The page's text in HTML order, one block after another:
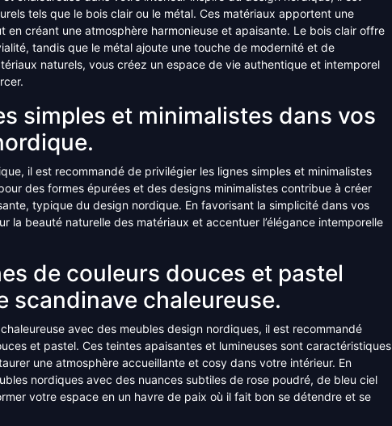
tels que le bois clair ou le métal. Ces matériaux apportent une
en créant une atmosphère harmonieuse et apaisante. Le bois clair offre
tandis que le métal ajoute une touche de modernité et de
naturels, vous créez un espace de vie authentique et intemporel
simples et minimalistes dans vos
il est recommandé de privilégier les lignes simples et minimalistes
des formes épurées et des designs minimalistes contribue à créer
typique du design nordique. En favorisant la simplicité dans vos
la beauté naturelle des matériaux et accentuer l’élégance intemporelle
de couleurs douces et pastel
scandinave chaleureuse.
avec des meubles design nordiques, il est recommandé
et pastel. Ces teintes apaisantes et lumineuses sont caractéristiques
une atmosphère accueillante et cosy dans votre intérieur. En
nordiques avec des nuances subtiles de rose poudré, de bleu ciel
votre espace en un havre de paix où il fait bon se détendre et se